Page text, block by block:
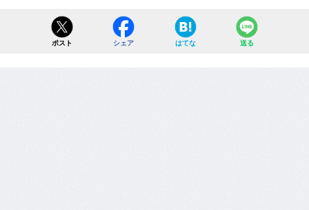
ポスト シェア はてな 送る